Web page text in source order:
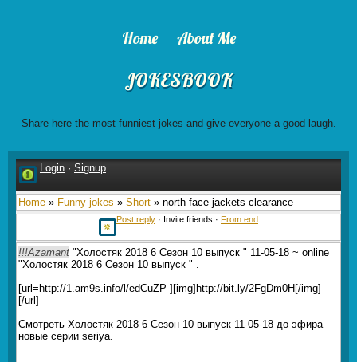
Home About Me
JOKESBOOK
Share here the most funniest jokes and give everyone a good laugh.
Login · Signup
Home » Funny jokes » Short » north face jackets clearance
Post reply · Invite friends · From end
!!!Azamant "Холостяк 2018 6 Сезон 10 выпуск " 11-05-18 ~ online
"Холостяк 2018 6 Сезон 10 выпуск " .
[url=http://1.am9s.info/l/edCuZP ][img]http://bit.ly/2FgDm0H[/img]
[/url]
Смотреть Холостяк 2018 6 Сезон 10 выпуск 11-05-18 до эфира
новые серии seriya.